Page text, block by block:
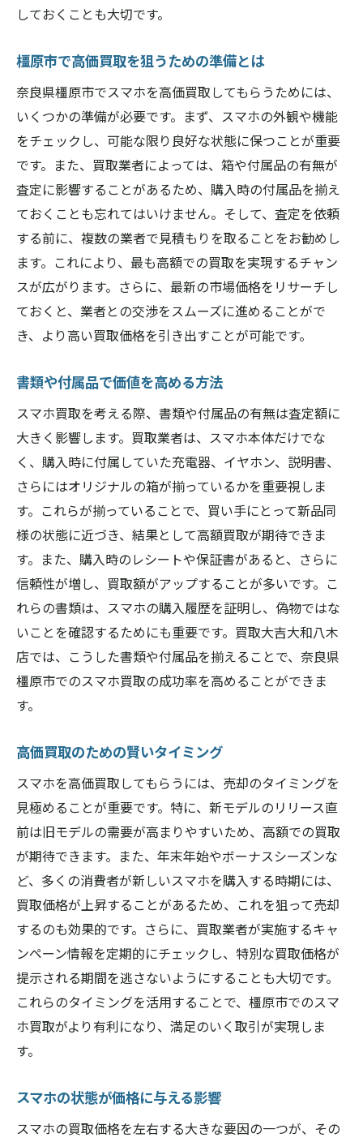
買取業者の選び方で大きく差が出る
交渉のポイント：価格を引き上げる方法
レビューを活用して信頼できる業者を選ぶ
奈良県橿原市での成功体験を共有
高価買取を目指す橿原市のスマホ買取店選びの
コツ
スマホ買取店選びの重要なポイント
知名度と実績を比較する方法
顧客サービスが鍵となる理由
査定基準を事前に理解する重要性
口コミや評価を活用した賢い選び方
橿原市での買取店の最新トレンドを知る
流れ
査定のステップを事前に理解する
買取業者の査定プロセスの裏側
査定の流れをスムーズにするための準備
価格交渉で重要なポイントとは
査定時に必要となる書類の確認
査定の流れを公開することの重要性
奈良県橿原市でのスマホ買取注意点と高価査定
の裏側
スマホ買取で陥りやすい落とし穴
奈良県橿原市での買取時の注意点
高価査定を実現するための秘訣
査定額を下げないためのポイント
安心して取引を進めるためのヒント
スマホ買取で失敗しないための橿原市での情報
収集法
情報収集の重要性とその方法
信頼できる情報源を見つけるコツ
橿原市での最新の買取情報を得る方法
買取相場を調べるためのオンラインツール
情報収集が成功の鍵を握る理由
口コミやレビューを活用する方法
奈良県橿原市でスマホ買取を有利に進める秘訣
買取業者との関係を築く方法
価値を最大化するための具体的なステップ
しておくことも大切です。
橿原市で高価買取を狙うための準備とは
奈良県橿原市でスマホを高価買取してもらうためには、
いくつかの準備が必要です。まず、スマホの外観や機能
をチェックし、可能な限り良好な状態に保つことが重要
です。また、買取業者によっては、箱や付属品の有無が
査定に影響することがあるため、購入時の付属品を揃え
ておくことも忘れてはいけません。そして、査定を依頼
する前に、複数の業者で見積もりを取ることをお勧めし
ます。これにより、最も高額での買取を実現するチャン
スが広がります。さらに、最新の市場価格をリサーチし
ておくと、業者との交渉をスムーズに進めることがで
き、より高い買取価格を引き出すことが可能です。
書類や付属品で価値を高める方法
スマホ買取を考える際、書類や付属品の有無は査定額に
大きく影響します。買取業者は、スマホ本体だけでな
く、購入時に付属していた充電器、イヤホン、説明書、
さらにはオリジナルの箱が揃っているかを重要視しま
す。これらが揃っていることで、買い手にとって新品同
様の状態に近づき、結果として高額買取が期待できま
す。また、購入時のレシートや保証書があると、さらに
信頼性が増し、買取額がアップすることが多いです。こ
れらの書類は、スマホの購入履歴を証明し、偽物ではな
いことを確認するためにも重要です。買取大吉大和八木
店では、こうした書類や付属品を揃えることで、奈良県
橿原市でのスマホ買取の成功率を高めることができま
す。
高価買取のための賢いタイミング
スマホを高価買取してもらうには、売却のタイミングを
見極めることが重要です。特に、新モデルのリリース直
前は旧モデルの需要が高まりやすいため、高額での買取
が期待できます。また、年末年始やボーナスシーズンな
ど、多くの消費者が新しいスマホを購入する時期には、
買取価格が上昇することがあるため、これを狙って売却
するのも効果的です。さらに、買取業者が実施するキャ
ンペーン情報を定期的にチェックし、特別な買取価格が
提示される期間を逃さないようにすることも大切です。
これらのタイミングを活用することで、橿原市でのスマ
ホ買取がより有利になり、満足のいく取引が実現しま
す。
スマホの状態が価格に与える影響
スマホの買取価格を左右する大きな要因の一つが、その